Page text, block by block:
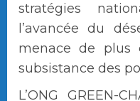
stratégies
l’avancée du
menace de plus
subsistance des
L’ONG GREEN-